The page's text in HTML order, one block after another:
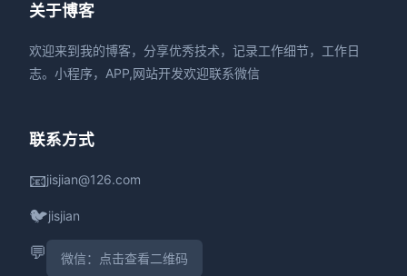
关于博客
欢迎来到我的博客，分享优秀技术，记录工作细节，工作日
志。小程序，APP,网站开发欢迎联系微信
联系方式
📧jisjian@126.com
🐦jisjian
💬 微信：点击查看二维码